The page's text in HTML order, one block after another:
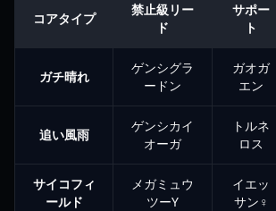
コアタイプ
禁止級リー
ド
サポー
ト
ガチ晴れ
ゲンシグラ
ードン
ガオガ
エン
追い風雨
ゲンシカイ
オーガ
トルネ
ロス
サイコフィ
ールド
メガミュウ
ツーY
イエッ
サン♀